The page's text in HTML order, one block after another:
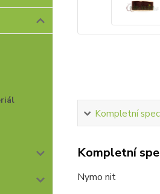
Kompletní
Kompletní
Nymo nit